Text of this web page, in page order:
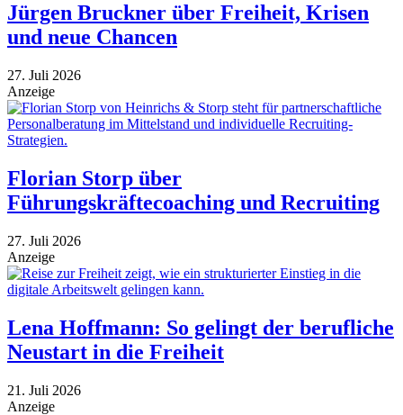
Jürgen Bruckner über Freiheit, Krisen
und neue Chancen
27. Juli 2026
Anzeige
Florian Storp über
Führungskräftecoaching und Recruiting
27. Juli 2026
Anzeige
Lena Hoffmann: So gelingt der berufliche
Neustart in die Freiheit
21. Juli 2026
Anzeige